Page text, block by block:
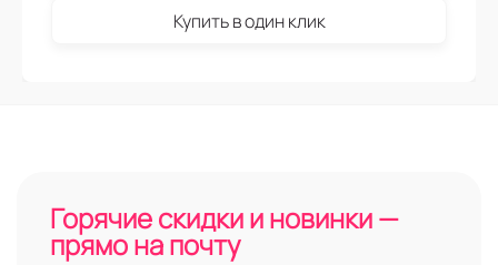
Купить в один клик
Горячие скидки и новинки —
прямо на почту